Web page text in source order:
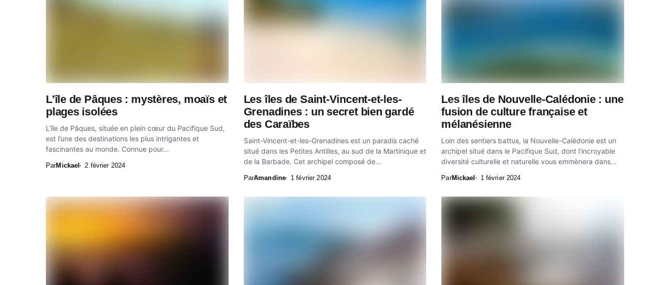
L’île de Pâques : mystères, moaïs et
plages isolées
L’île de Pâques, située en plein cœur du Pacifique Sud,
est l’une des destinations les plus intrigantes et
fascinantes au monde. Connue pour...
ParMickael 2 février 2024
Les îles de Saint-Vincent-et-les-
Grenadines : un secret bien gardé
des Caraïbes
Saint-Vincent-et-les-Grenadines est un paradis caché
situé dans les Petites Antilles, au sud de la Martinique et
de la Barbade. Cet archipel composé de...
ParAmandine 1 février 2024
Les îles de Nouvelle-Calédonie : une
fusion de culture française et
mélanésienne
Loin des sentiers battus, la Nouvelle-Calédonie est un
archipel situé dans le Pacifique Sud, dont l’incroyable
diversité culturelle et naturelle vous emmènera dans...
ParMickael 1 février 2024